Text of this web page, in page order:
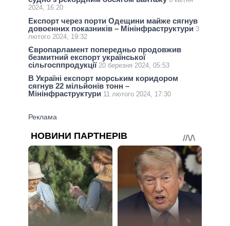
2024, 16:20
Експорт через порти Одещини майже сягнув
довоєнних показників – Мінінфраструктури 3
лютого 2024, 19:32
Європарламент попередньо продовжив
безмитний експорт української
сільгосппродукції 20 березня 2024, 05:53
В Україні експорт морським коридором
сягнув 22 мільйонів тонн –
Мінінфраструктури 11 лютого 2024, 17:30